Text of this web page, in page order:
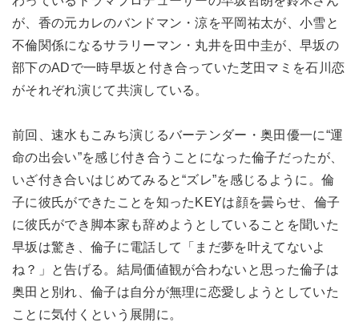
が、香の元カレのバンドマン・涼を平岡祐太が、小雪と
不倫関係になるサラリーマン・丸井を田中圭が、早坂の
部下のADで一時早坂と付き合っていた芝田マミを石川恋
がそれぞれ演じて共演している。
前回、速水もこみち演じるバーテンダー・奥田優一に“運
命の出会い”を感じ付き合うことになった倫子だったが、
いざ付き合いはじめてみると“ズレ”を感じるように。倫
子に彼氏ができたことを知ったKEYは顔を曇らせ、倫子
に彼氏ができ脚本家も辞めようとしていることを聞いた
早坂は驚き、倫子に電話して「まだ夢を叶えてないよ
ね？」と告げる。結局価値観が合わないと思った倫子は
奥田と別れ、倫子は自分が無理に恋愛しようとしていた
ことに気付くという展開に。